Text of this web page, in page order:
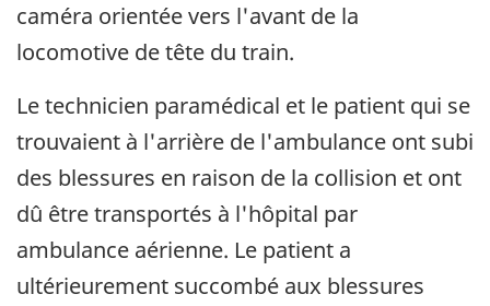
caméra orientée vers l'avant de la
locomotive de tête du train.
Le technicien paramédical et le patient qui se
trouvaient à l'arrière de l'ambulance ont subi
des blessures en raison de la collision et ont
dû être transportés à l'hôpital par
ambulance aérienne. Le patient a
ultérieurement succombé aux blessures